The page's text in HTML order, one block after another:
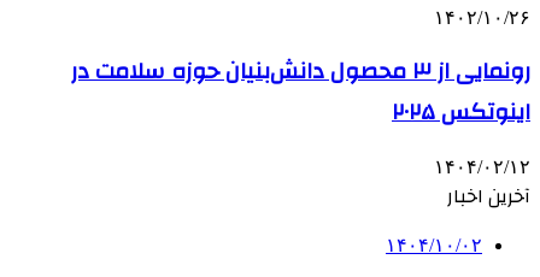
۱۴۰۲/۱۰/۲۶
رونمایی از ۳ محصول دانش‌بنیان حوزه سلامت در
اینوتکس ۲۰۲۵
۱۴۰۴/۰۲/۱۲
آخرین اخبار
۱۴۰۴/۱۰/۰۲